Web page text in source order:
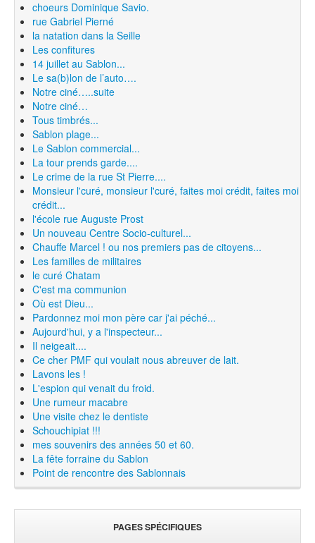
choeurs Dominique Savio.
rue Gabriel Pierné
la natation dans la Seille
Les confitures
14 juillet au Sablon...
Le sa(b)lon de l’auto….
Notre ciné…..suite
Notre ciné…
Tous timbrés...
Sablon plage...
Le Sablon commercial...
La tour prends garde....
Le crime de la rue St Pierre....
Monsieur l'curé, monsieur l'curé, faites moi crédit, faites moi
crédit...
l'école rue Auguste Prost
Un nouveau Centre Socio-culturel...
Chauffe Marcel ! ou nos premiers pas de citoyens...
Les familles de militaires
le curé Chatam
C'est ma communion
Où est Dieu...
Pardonnez moi mon père car j'ai péché...
Aujourd'hui, y a l'inspecteur...
Il neigeait....
Ce cher PMF qui voulait nous abreuver de lait.
Lavons les !
L'espion qui venait du froid.
Une rumeur macabre
Une visite chez le dentiste
Schouchipiat !!!
mes souvenirs des années 50 et 60.
La fête forraine du Sablon
Point de rencontre des Sablonnais
PAGES SPÉCIFIQUES